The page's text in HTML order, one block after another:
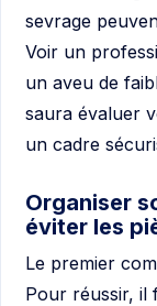
sevrage
Voir un
un aveu de
saura évaluer
un cadre
Organiser
éviter les
Le premier
Pour réussir, il